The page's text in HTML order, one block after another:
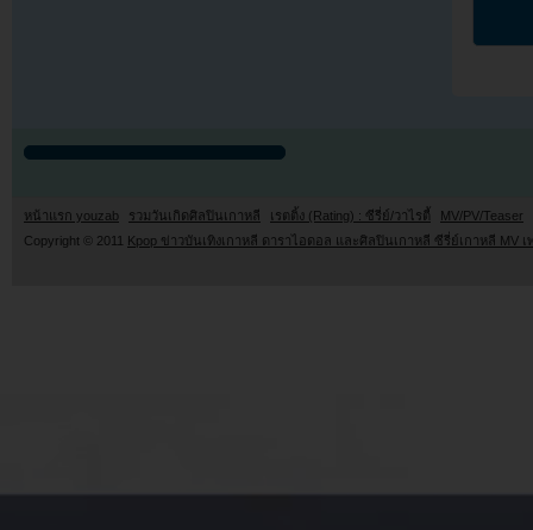
หน้าแรก youzab รวมวันเกิดศิลปินเกาหลี เรตติ้ง (Rating) : ซีรี่ย์/วาไรตี้
MV/PV/Teaser
Copyright © 2011 Kpop ข่าวบันเทิงเกาหลี ดาราไอดอล และศิลปินเกาหลี ซีรี่ย์เกาหลี MV